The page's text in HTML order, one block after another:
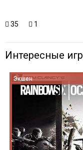
35 1
Интересные
Экшен